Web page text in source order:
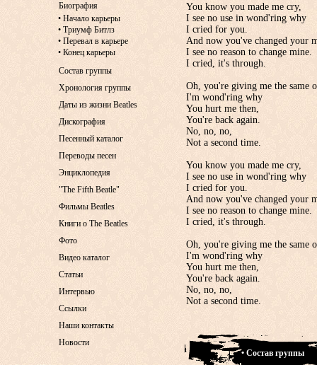
You know you made me cry,
I see no use in wond'ring why
I cried for you.
And now you've changed your
I see no reason to change mine.
I cried, it's through.
Oh, you're giving me the same
I'm wond'ring why
You hurt me then,
You're back again.
No, no, no,
Not a second time.
You know you made me cry,
I see no use in wond'ring why
I cried for you.
And now you've changed your
I see no reason to change mine.
I cried, it's through.
Oh, you're giving me the same
I'm wond'ring why
You hurt me then,
You're back again.
No, no, no,
Not a second time.
• Состав группы
Биография
• Начало карьеры
• Триумф Битлз
• Перевал в карьере
• Конец карьеры
Состав группы
Хронология группы
Даты из жизни Beatles
Дискография
Песенный каталог
Переводы песен
Энциклопедия
"The Fifth Beatle"
Фильмы Beatles
Книги о The Beatles
Фото
Видео каталог
Статьи
Интервью
Ссылки
Наши контакты
Новости